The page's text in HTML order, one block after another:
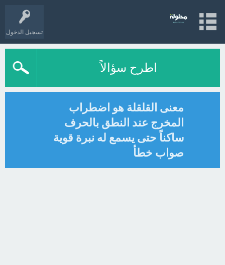
تسجيل الدخول
اطرح سؤالاً
معنى القلقلة هو اضطراب
المخرج عند النطق بالحرف
ساكناً حتى يسمع له نبرة قوية
صواب خطأ